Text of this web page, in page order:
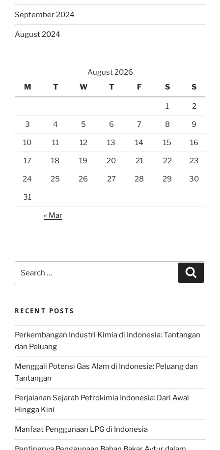
September 2024
August 2024
August 2026
M
T W T F S S
1 2
3 4 5 6 7 8 9
10 11 12 13 14 15 16
17 18 19 20 21 22 23
24 25 26 27 28 29 30
31
« Mar
for:
RECENT POSTS
Perkembangan Industri Kimia di Indonesia: Tantangan
dan Peluang
Menggali Potensi Gas Alam di Indonesia: Peluang dan
Tantangan
Perjalanan Sejarah Petrokimia Indonesia: Dari Awal
Hingga Kini
Manfaat Penggunaan LPG di Indonesia